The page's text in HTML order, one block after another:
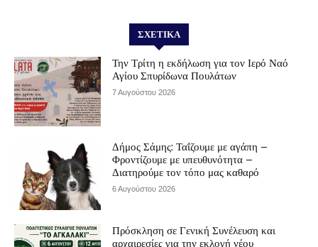
ΣΧΕΤΙΚΆ
Την Τρίτη η εκδήλωση για τον Ιερό Ναό
Αγίου Σπυρίδωνα Πουλάτων
7 Αυγούστου 2026
Δήμος Σάμης: Ταΐζουμε με αγάπη –
Φροντίζουμε με υπευθυνότητα –
Διατηρούμε τον τόπο μας καθαρό
6 Αυγούστου 2026
Πρόσκληση σε Γενική Συνέλευση και
αρχαιρεσίες για την εκλογή νέου